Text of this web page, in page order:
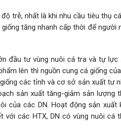
trễ, nhất là khi nhu cầu tiêu thụ
tăng nhanh cấp thời để người
đầu tư vùng nuôi cá tra và tự lực
lên thì nguồn cung cá giống của
các tỉnh và cơ sở sản xuất tư
sản xuất tăng-giảm sản lượng
của các DN. Hoạt động sản xuất
với các HTX, DN có vùng nuôi cá